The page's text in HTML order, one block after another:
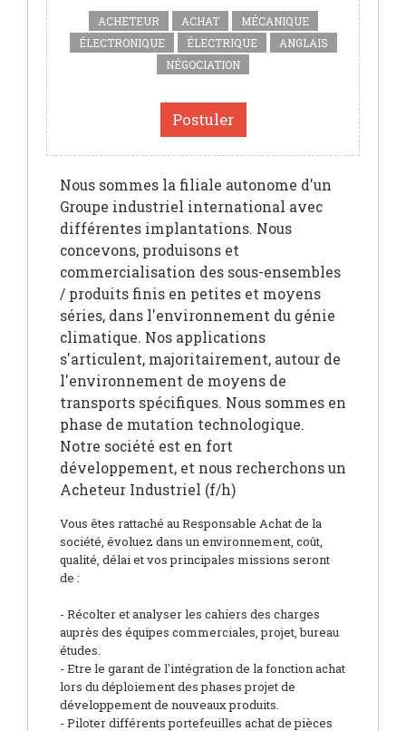
ACHETEUR
ACHAT
MÉCANIQUE
ÉLECTRONIQUE
ÉLECTRIQUE
ANGLAIS
NÉGOCIATION
Postuler
Nous sommes la filiale autonome d'un
Groupe industriel international avec
différentes implantations. Nous
concevons, produisons et
commercialisation des sous-ensembles
/ produits finis en petites et moyens
séries, dans l'environnement du génie
climatique. Nos applications
s'articulent, majoritairement, autour de
l'environnement de moyens de
transports spécifiques. Nous sommes en
phase de mutation technologique.
Notre société est en fort
développement, et nous recherchons un
Acheteur Industriel (f/h)
Vous êtes rattaché au Responsable Achat de la
société, évoluez dans un environnement, coût,
qualité, délai et vos principales missions seront
de :
- Récolter et analyser les cahiers des charges
auprès des équipes commerciales, projet, bureau
études.
- Etre le garant de l'intégration de la fonction achat
lors du déploiement des phases projet de
développement de nouveaux produits.
- Piloter différents portefeuilles achat de pièces